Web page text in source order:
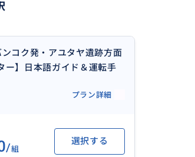
service/a010501/
ンコク発・アユタヤ遺跡方面
ー】日本語ガイド＆運転手
で同額！ご希望に合わせてア
乗り、ワットパクナムなど
プラン詳細
/組
選択する